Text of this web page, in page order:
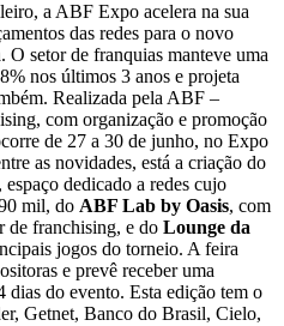
a ABF Expo acelera na sua
das redes para o novo
setor de franquias manteve uma
nos últimos 3 anos e projeta
Realizada pela ABF –
com organização e promoção
de 27 a 30 de junho, no Expo
as novidades, está a criação do
, espaço dedicado a redes cujo
mil, do ABF Lab by Oasis, com
de franchising, e do Lounge da
jogos do torneio. A feira
e prevê receber uma
dias do evento. Esta edição tem o
Getnet, Banco do Brasil, Cielo,